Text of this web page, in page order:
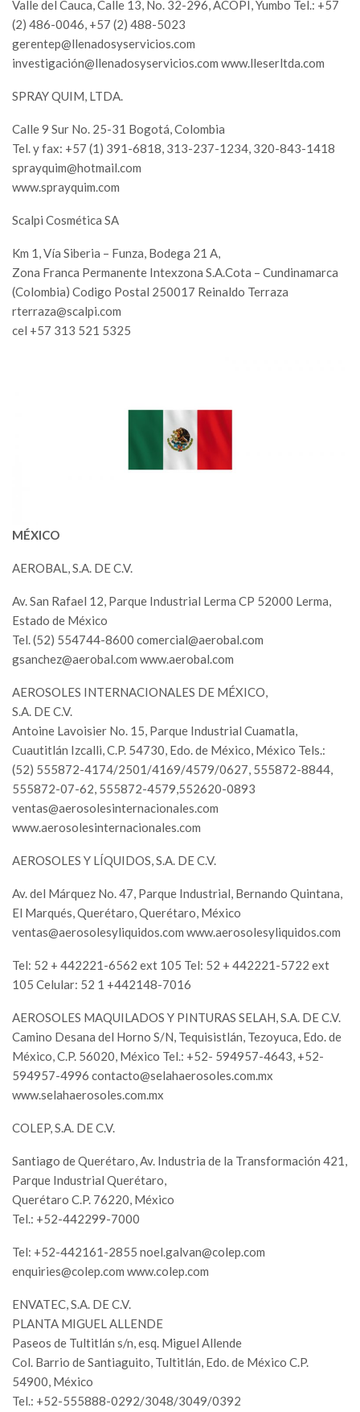
Valle del Cauca, Calle 13, No. 32-296, ACOPI, Yumbo Tel.: +57
(2) 486-0046, +57 (2) 488-5023
gerentep@llenadosyservicios.com
investigación@llenadosyservicios.com www.lleserltda.com
SPRAY QUIM, LTDA.
Calle 9 Sur No. 25-31 Bogotá, Colombia
Tel. y fax: +57 (1) 391-6818, 313-237-1234, 320-843-1418
sprayquim@hotmail.com
www.sprayquim.com
Scalpi Cosmética SA
Km 1, Vía Siberia – Funza, Bodega 21 A,
Zona Franca Permanente Intexzona S.A.Cota – Cundinamarca
(Colombia) Codigo Postal 250017 Reinaldo Terraza
rterraza@scalpi.com
cel +57 313 521 5325
MÉXICO
AEROBAL, S.A. DE C.V.
Av. San Rafael 12, Parque Industrial Lerma CP 52000 Lerma,
Estado de México
Tel. (52) 554744-8600 comercial@aerobal.com
gsanchez@aerobal.com www.aerobal.com
AEROSOLES INTERNACIONALES DE MÉXICO,
S.A. DE C.V.
Antoine Lavoisier No. 15, Parque Industrial Cuamatla,
Cuautitlán Izcalli, C.P. 54730, Edo. de México, México Tels.:
(52) 555872-4174/2501/4169/4579/0627, 555872-8844,
555872-07-62, 555872-4579,552620-0893
ventas@aerosolesinternacionales.com
www.aerosolesinternacionales.com
AEROSOLES Y LÍQUIDOS, S.A. DE C.V.
Av. del Márquez No. 47, Parque Industrial, Bernando Quintana,
El Marqués, Querétaro, Querétaro, México
ventas@aerosolesyliquidos.com www.aerosolesyliquidos.com
Tel: 52 + 442221-6562 ext 105 Tel: 52 + 442221-5722 ext
105 Celular: 52 1 +442148-7016
AEROSOLES MAQUILADOS Y PINTURAS SELAH, S.A. DE C.V.
Camino Desana del Horno S/N, Tequisistlán, Tezoyuca, Edo. de
México, C.P. 56020, México Tel.: +52- 594957-4643, +52-
594957-4996 contacto@selahaerosoles.com.mx
www.selahaerosoles.com.mx
COLEP, S.A. DE C.V.
Santiago de Querétaro, Av. Industria de la Transformación 421,
Parque Industrial Querétaro,
Querétaro C.P. 76220, México
Tel.: +52-442299-7000
Tel: +52-442161-2855 noel.galvan@colep.com
enquiries@colep.com www.colep.com
ENVATEC, S.A. DE C.V.
PLANTA MIGUEL ALLENDE
Paseos de Tultitlán s/n, esq. Miguel Allende
Col. Barrio de Santiaguito, Tultitlán, Edo. de México C.P.
54900, México
Tel.: +52-555888-0292/3048/3049/0392